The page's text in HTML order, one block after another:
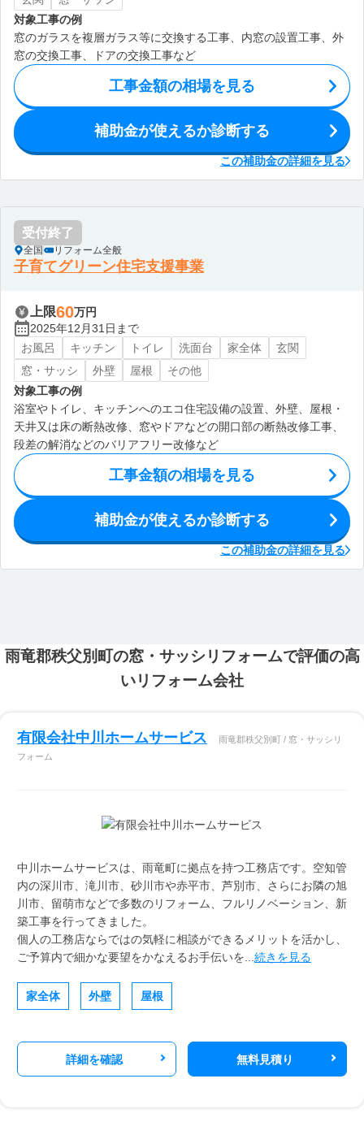
対象工事の例
窓のガラスを複層ガラス等に交換する工事、内窓の設置工事、外
窓の交換工事、ドアの交換工事など
工事金額の相場を見る
補助金が使えるか診断する
この補助金の詳細を見る
受付終了
全国 リフォーム全般
子育てグリーン住宅支援事業
上限60万円
2025年12月31日まで
お風呂
キッチン トイレ 洗面台 家全体
玄関
窓・サッシ
外壁 屋根
その他
対象工事の例
浴室やトイレ、キッチンへのエコ住宅設備の設置、外壁、屋根・
天井又は床の断熱改修、窓やドアなどの開口部の断熱改修工事、
段差の解消などのバリアフリー改修など
工事金額の相場を見る
補助金が使えるか診断する
この補助金の詳細を見る
雨竜郡秩父別町の窓・サッシリフォームで評価の高
いリフォーム会社
有限会社中川ホームサービス
雨竜郡秩父別町 / 窓・サッシリ
フォーム
中川ホームサービスは、雨竜町に拠点を持つ工務店です。空知管
内の深川市、滝川市、砂川市や赤平市、芦別市、さらにお隣の旭
川市、留萌市などで多数のリフォーム、フルリノベーション、新
築工事を行ってきました。
個人の工務店ならではの気軽に相談ができるメリットを活かし、
ご予算内で細かな要望をかなえるお手伝いを... 続きを見る
家全体 外壁 屋根
詳細を確認 無料見積り